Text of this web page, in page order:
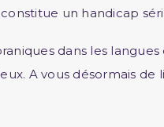
un handicap
dans les langues
A vous désormais de